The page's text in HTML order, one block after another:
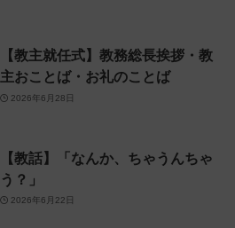
【教主就任式】教務総長挨拶・教
主おことば・お礼のことば
2026年6月28日
【教話】「なんか、ちゃうんちゃ
う？」
2026年6月22日